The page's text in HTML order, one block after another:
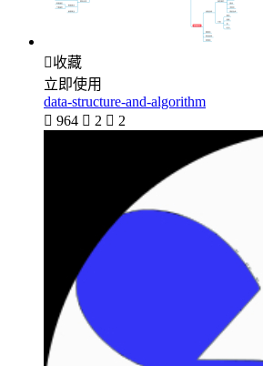
收藏
立即使用
data-structure-and-algorithm
 964  2  2